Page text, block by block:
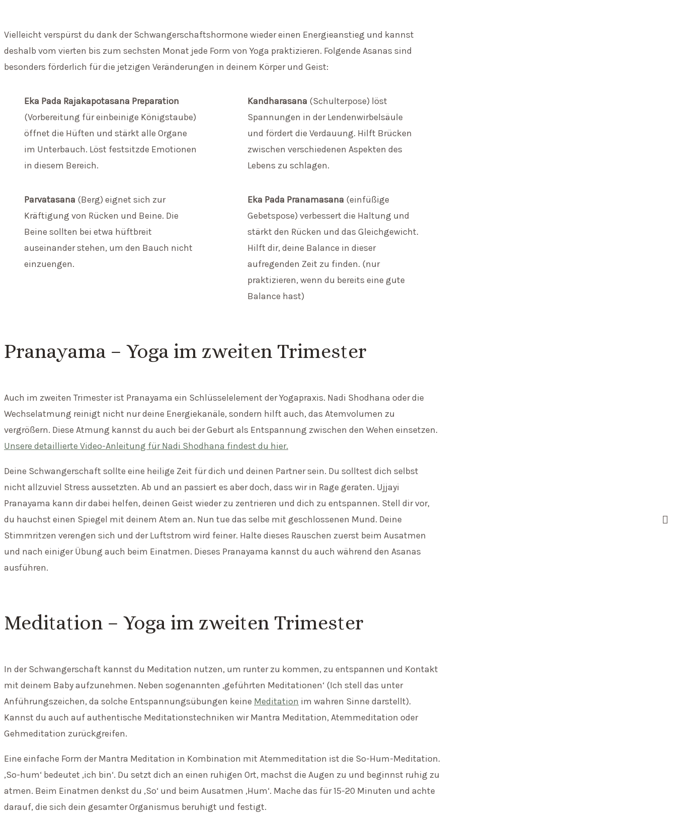
Vielleicht verspürst du dank der Schwangerschaftshormone wieder einen Energieanstieg und kannst
deshalb vom vierten bis zum sechsten Monat jede Form von Yoga praktizieren. Folgende Asanas sind
besonders förderlich für die jetzigen Veränderungen in deinem Körper und Geist:
Eka Pada Rajakapotasana Preparation
(Vorbereitung für einbeinige Königstaube)
öffnet die Hüften und stärkt alle Organe
im Unterbauch. Löst festsitzde Emotionen
in diesem Bereich.
Kandharasana (Schulterpose) löst
Spannungen in der Lendenwirbelsäule
und fördert die Verdauung. Hilft Brücken
zwischen verschiedenen Aspekten des
Lebens zu schlagen.
Parvatasana (Berg) eignet sich zur
Kräftigung von Rücken und Beine. Die
Beine sollten bei etwa hüftbreit
auseinander stehen, um den Bauch nicht
einzuengen.
Eka Pada Pranamasana (einfüßige
Gebetspose) verbessert die Haltung und
stärkt den Rücken und das Gleichgewicht.
Hilft dir, deine Balance in dieser
aufregenden Zeit zu finden. (nur
praktizieren, wenn du bereits eine gute
Balance hast)
Pranayama – Yoga im zweiten Trimester
Auch im zweiten Trimester ist Pranayama ein Schlüsselelement der Yogapraxis. Nadi Shodhana oder die
Wechselatmung reinigt nicht nur deine Energiekanäle, sondern hilft auch, das Atemvolumen zu
vergrößern. Diese Atmung kannst du auch bei der Geburt als Entspannung zwischen den Wehen einsetzen.
Unsere detaillierte Video-Anleitung für Nadi Shodhana findest du hier.
Deine Schwangerschaft sollte eine heilige Zeit für dich und deinen Partner sein. Du solltest dich selbst
nicht allzuviel Stress aussetzten. Ab und an passiert es aber doch, dass wir in Rage geraten. Ujjayi
Pranayama kann dir dabei helfen, deinen Geist wieder zu zentrieren und dich zu entspannen. Stell dir vor,
du hauchst einen Spiegel mit deinem Atem an. Nun tue das selbe mit geschlossenen Mund. Deine
Stimmritzen verengen sich und der Luftstrom wird feiner. Halte dieses Rauschen zuerst beim Ausatmen
und nach einiger Übung auch beim Einatmen. Dieses Pranayama kannst du auch während den Asanas
ausführen.
Meditation – Yoga im zweiten Trimester
In der Schwangerschaft kannst du Meditation nutzen, um runter zu kommen, zu entspannen und Kontakt
mit deinem Baby aufzunehmen. Neben sogenannten ‚geführten Meditationen‘ (Ich stell das unter
Anführungszeichen, da solche Entspannungsübungen keine Meditation im wahren Sinne darstellt).
Kannst du auch auf authentische Meditationstechniken wir Mantra Meditation, Atemmeditation oder
Gehmeditation zurückgreifen.
Eine einfache Form der Mantra Meditation in Kombination mit Atemmeditation ist die So-Hum-Meditation.
‚So-hum‘ bedeutet ‚ich bin‘. Du setzt dich an einen ruhigen Ort, machst die Augen zu und beginnst ruhig zu
atmen. Beim Einatmen denkst du ‚So‘ und beim Ausatmen ‚Hum‘. Mache das für 15-20 Minuten und achte
darauf, die sich dein gesamter Organismus beruhigt und festigt.